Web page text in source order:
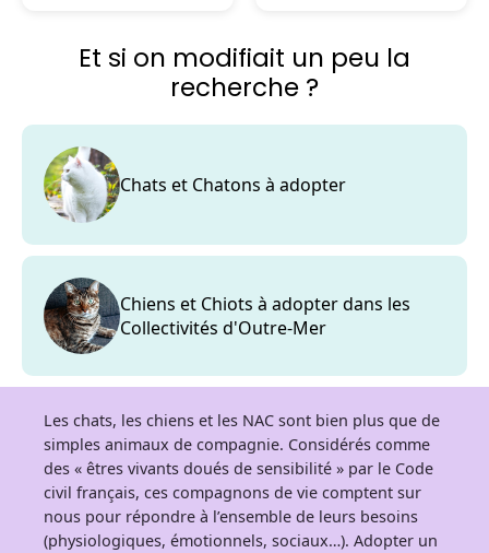
Et si on modifiait un peu la
recherche ?
Chats et Chatons à adopter
Chiens et Chiots à adopter dans les
Collectivités d'Outre-Mer
Les chats, les chiens et les NAC sont bien plus que de
simples animaux de compagnie. Considérés comme
des « êtres vivants doués de sensibilité » par le Code
civil français, ces compagnons de vie comptent sur
nous pour répondre à l’ensemble de leurs besoins
(physiologiques, émotionnels, sociaux…). Adopter un